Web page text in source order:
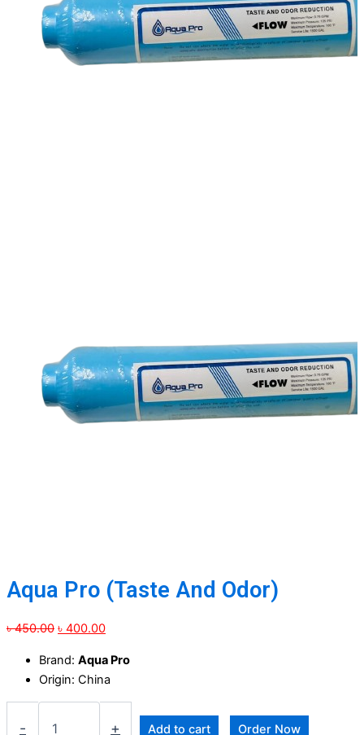
Aqua Pro (Taste And Odor)
৳450.00 Original
was:
৳ 450.00.
৳ 400.00Current
is:
৳ 400.00.
Brand: Aqua Pro
Origin: China
- + Add to cart Order Now